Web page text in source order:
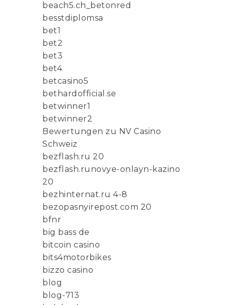
beach5.ch_betonred
besstdiplomsa
bet1
bet2
bet3
bet4
betcasino5
bethardofficial.se
betwinner1
betwinner2
Bewertungen zu NV Casino
Schweiz
bezflash.ru 20
bezflash.runovye-onlayn-kazino
20
bezhinternat.ru 4-8
bezopasnyirepost.com 20
bfnr
big bass de
bitcoin casino
bits4motorbikes
bizzo casino
blog
blog-713